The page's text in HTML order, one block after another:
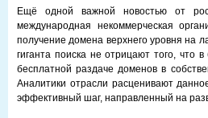
Ещё одной важной новостью от
международная некоммерческая
получение домена верхнего уровня на
гиганта поиска не отрицают того, что
бесплатной раздаче доменов в
Аналитики отрасли расценивают
эффективный шаг, направленный на